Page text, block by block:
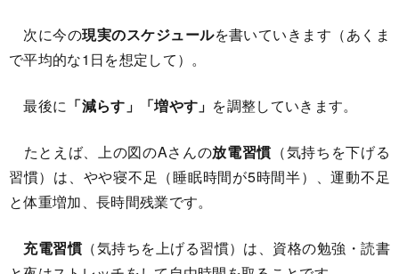
次に今の現実のスケジュールを書いていきます（あくま
で平均的な1日を想定して）。
最後に 「減らす」「増やす」 を調整していきます。
たとえば、上の図のAさんの放電習慣 （気持ちを下げる
習慣）は、やや寝不足（睡眠時間が5時間半）、運動不足
と体重増加、長時間残業です。
充電習慣 （気持ちを上げる習慣）は、資格の勉強・読書